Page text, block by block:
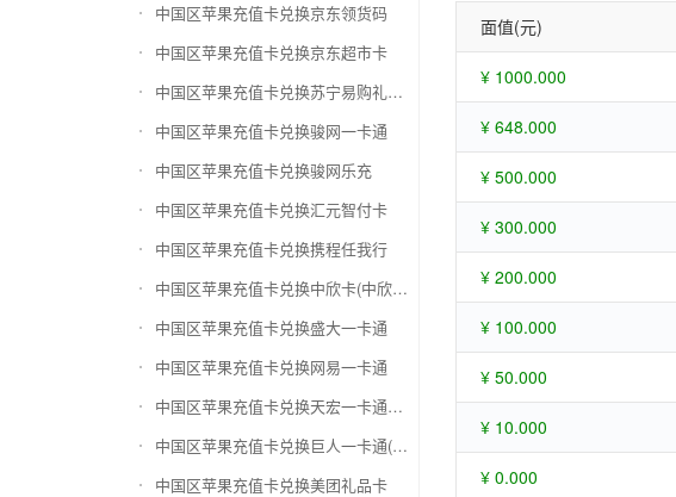
中国区苹果充值卡兑换京东领货码
中国区苹果充值卡兑换京东超市卡
中国区苹果充值卡兑换苏宁易购礼品卡
中国区苹果充值卡兑换骏网一卡通
中国区苹果充值卡兑换骏网乐充
中国区苹果充值卡兑换汇元智付卡
中国区苹果充值卡兑换携程任我行
中国区苹果充值卡兑换中欣卡(中欣通卡)
中国区苹果充值卡兑换盛大一卡通
中国区苹果充值卡兑换网易一卡通
中国区苹果充值卡兑换天宏一卡通（易冲天宏卡）
中国区苹果充值卡兑换巨人一卡通(征途卡)
中国区苹果充值卡兑换美团礼品卡
面值(元)
¥ 1000.000
¥ 648.000
¥ 500.000
¥ 300.000
¥ 200.000
¥ 100.000
¥ 50.000
¥ 10.000
¥ 0.000